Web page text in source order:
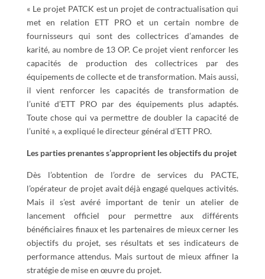
« Le projet PATCK est un projet de contractualisation qui
met en relation ETT PRO et un certain nombre de
fournisseurs qui sont des collectrices d’amandes de
karité, au nombre de 13 OP. Ce projet vient renforcer les
capacités de production des collectrices par des
équipements de collecte et de transformation. Mais aussi,
il vient renforcer les capacités de transformation de
l’unité d’ETT PRO par des équipements plus adaptés.
Toute chose qui va permettre de doubler la capacité de
l’unité », a expliqué le directeur général d’ETT PRO.
Les parties prenantes s’approprient les objectifs du projet
Dès l’obtention de l’ordre de services du PACTE,
l’opérateur de projet avait déjà engagé quelques activités.
Mais il s’est avéré important de tenir un atelier de
lancement officiel pour permettre aux différents
bénéficiaires finaux et les partenaires de mieux cerner les
objectifs du projet, ses résultats et ses indicateurs de
performance attendus. Mais surtout de mieux affiner la
stratégie de mise en œuvre du projet.